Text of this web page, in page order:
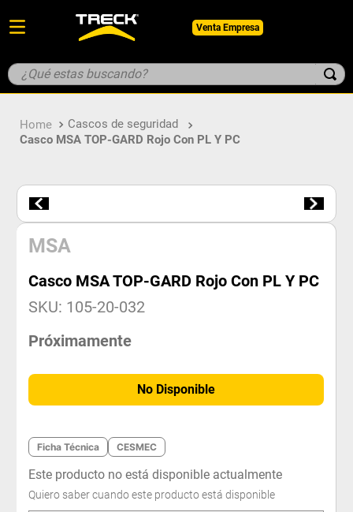
Venta Empresa
¿Qué estas buscando?
Cascos de seguridad
Casco MSA TOP-GARD Rojo Con PL Y PC
MSA
Casco MSA TOP-GARD Rojo Con PL Y PC
SKU: 105-20-032
Próximamente
No Disponible
Ficha Técnica CESMEC
Este producto no está disponible actualmente
Quiero saber cuando este producto está disponible
1. botin